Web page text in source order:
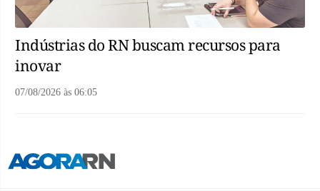
Indústrias do RN buscam recursos para
inovar
07/08/2026 às 06:05